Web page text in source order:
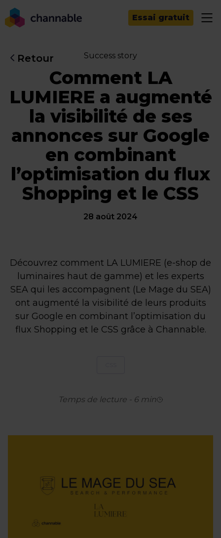
Essai gratuit
Retour Success story
Comment LA
LUMIERE a augmenté
la visibilité de ses
annonces sur Google
en combinant
l’optimisation du flux
Shopping et le CSS
28 août 2024
Découvrez comment LA LUMIERE (e-shop de
luminaires haut de gamme) et les experts
SEA qui les accompagnent (Le Mage du SEA)
ont augmenté la visibilité de leurs produits
sur Google en combinant l’optimisation du
flux Shopping et le CSS grâce à Channable.
Temps de lecture- 6min